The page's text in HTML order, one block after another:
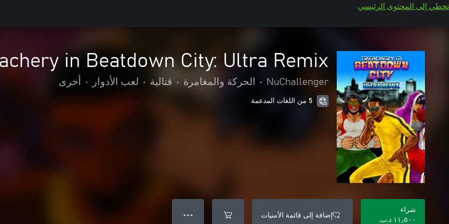
تخطي إلى المحتوى الرئيسي
in Beatdown City: Ultra Remix
NuChallenger
• الحركة والمغامرة • قتالية • لعب الأدوار • أخرى
5 من اللغات المدعمة
شراء
١١٫٥٠٠ د.ب.‏
إضافة إلى قائمة الأمنيات ● ● ●